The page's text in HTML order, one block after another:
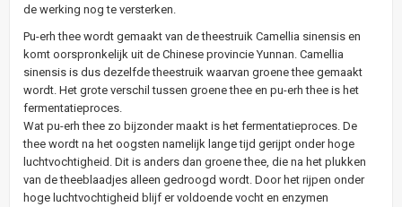
de werking nog te versterken.
Pu-erh thee wordt gemaakt van de theestruik Camellia sinensis en
komt oorspronkelijk uit de Chinese provincie Yunnan. Camellia
sinensis is dus dezelfde theestruik waarvan groene thee gemaakt
wordt. Het grote verschil tussen groene thee en pu-erh thee is het
fermentatieproces.
Wat pu-erh thee zo bijzonder maakt is het fermentatieproces. De
thee wordt na het oogsten namelijk lange tijd gerijpt onder hoge
luchtvochtigheid. Dit is anders dan groene thee, die na het plukken
van de theeblaadjes alleen gedroogd wordt. Door het rijpen onder
hoge luchtvochtigheid blijf er voldoende vocht en enzymen